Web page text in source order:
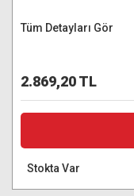
Tüm Detayları Gör
2.869,20 TL
Stokta Var